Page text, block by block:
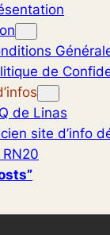
de
de Linas
site d’info
RN20